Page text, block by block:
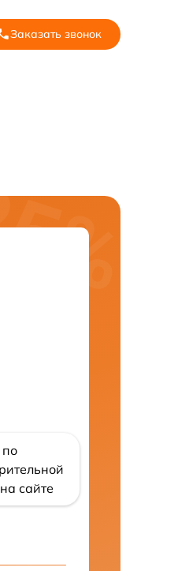
Заказать звонок
сайте